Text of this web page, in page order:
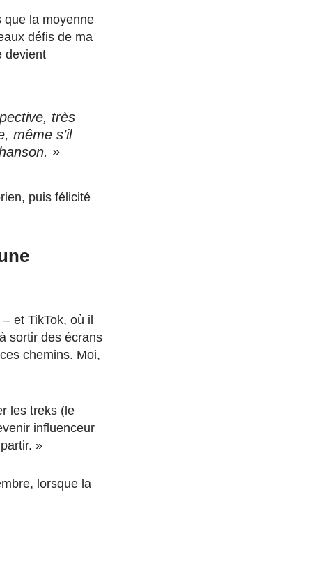
que la moyenne
défis de ma
devient
très
même s’il
»
puis félicité
– et TikTok, où il
sortir des écrans
chemins. Moi,
les treks (le
influenceur
»
lorsque la